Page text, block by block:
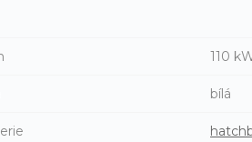
110
bílá